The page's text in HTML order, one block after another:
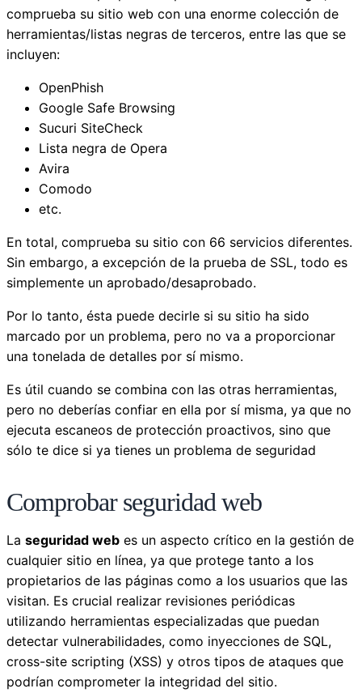
comprueba su sitio web con una enorme colección de
herramientas/listas negras de terceros, entre las que se
incluyen:
OpenPhish
Google Safe Browsing
Sucuri SiteCheck
Lista negra de Opera
Avira
Comodo
etc.
En total, comprueba su sitio con 66 servicios diferentes.
Sin embargo, a excepción de la prueba de SSL, todo es
simplemente un aprobado/desaprobado.
Por lo tanto, ésta puede decirle si su sitio ha sido
marcado por un problema, pero no va a proporcionar
una tonelada de detalles por sí mismo.
Es útil cuando se combina con las otras herramientas,
pero no deberías confiar en ella por sí misma, ya que no
ejecuta escaneos de protección proactivos, sino que
sólo te dice si ya tienes un problema de seguridad
Comprobar seguridad web
La seguridad web es un aspecto crítico en la gestión de
cualquier sitio en línea, ya que protege tanto a los
propietarios de las páginas como a los usuarios que las
visitan. Es crucial realizar revisiones periódicas
utilizando herramientas especializadas que puedan
detectar vulnerabilidades, como inyecciones de SQL,
cross-site scripting (XSS) y otros tipos de ataques que
podrían comprometer la integridad del sitio.